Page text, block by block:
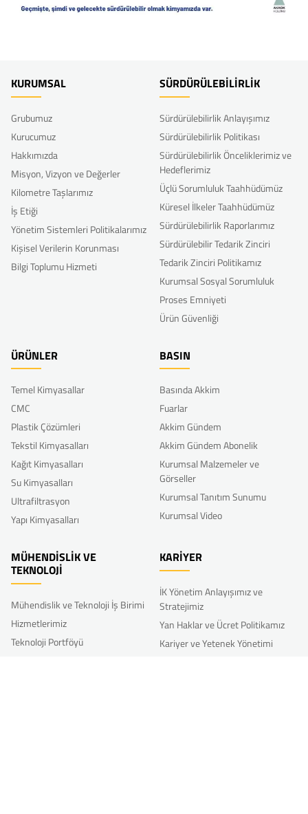
KURUMSAL
Grubumuz
Kurucumuz
Hakkımızda
Misyon, Vizyon ve Değerler
Kilometre Taşlarımız
İş Etiği
Yönetim Sistemleri Politikalarımız
Kişisel Verilerin Korunması
Bilgi Toplumu Hizmeti
SÜRDÜRÜLEBİLİRLİK
Sürdürülebilirlik Anlayışımız
Sürdürülebilirlik Politikası
Sürdürülebilirlik Önceliklerimiz ve
Hedeflerimiz
Üçlü Sorumluluk Taahhüdümüz
Küresel İlkeler Taahhüdümüz
Sürdürülebilirlik Raporlarımız
Sürdürülebilir Tedarik Zinciri
Tedarik Zinciri Politikamız
Kurumsal Sosyal Sorumluluk
Proses Emniyeti
Ürün Güvenliği
ÜRÜNLER
Temel Kimyasallar
CMC
Plastik Çözümleri
Tekstil Kimyasalları
Kağıt Kimyasalları
Su Kimyasalları
Ultrafiltrasyon
Yapı Kimyasalları
BASIN
Basında Akkim
Fuarlar
Akkim Gündem
Akkim Gündem Abonelik
Kurumsal Malzemeler ve
Görseller
Kurumsal Tanıtım Sunumu
Kurumsal Video
MÜHENDİSLİK VE
TEKNOLOJİ
Mühendislik ve Teknoloji İş Birimi
Hizmetlerimiz
Teknoloji Portföyü
KARİYER
İK Yönetim Anlayışımız ve
Stratejimiz
Yan Haklar ve Ücret Politikamız
Kariyer ve Yetenek Yönetimi